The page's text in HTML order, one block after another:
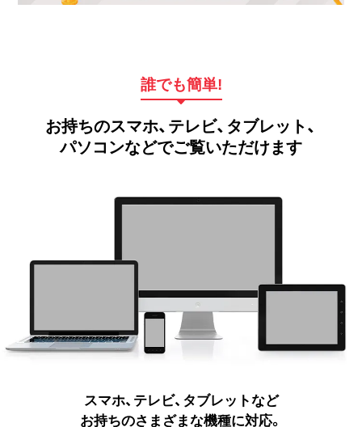
誰でも簡単!
お持ちのスマホ、テレビ、タブレット、
パソコンなどでご覧いただけます
スマホ、テレビ、タブレットなど
お持ちのさまざまな機種に対応。